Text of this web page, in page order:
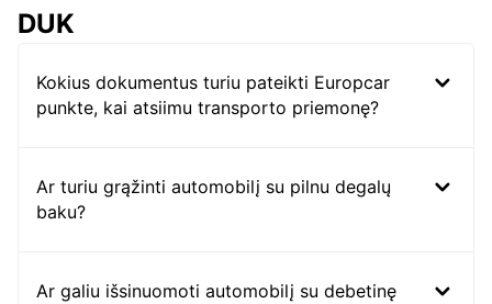
DUK
Kokius dokumentus turiu pateikti Europcar
punkte, kai atsiimu transporto priemonę?
Ar turiu grąžinti automobilį su pilnu degalų
baku?
Ar galiu išsinuomoti automobilį su debetinę